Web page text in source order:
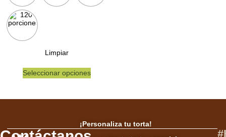
Limpiar
Seleccionar opciones
¡Personaliza tu torta!